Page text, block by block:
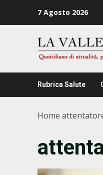
7 Agosto 2026
Rubrica Salute
Home